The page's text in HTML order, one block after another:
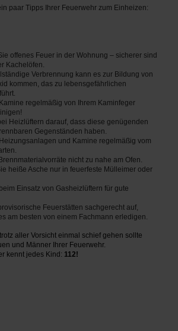
paar Tipps Ihrer Feuerwehr zum Einheizen:
offenes Feuer in der Wohnung – sicherer sind
Kachelöfen.
Verbrennung kann es zur Bildung von
kommen, das zu lebensgefährlichen
regelmäßig von Ihrem Kaminfeger
Heizlüftern darauf, dass diese genügenden
Gegenständen haben.
und Kamine regelmäßig vom
nicht zu nahe am Ofen.
heiße Asche nur in feuerfeste Mülleimer oder
Einsatz von Gasheizlüftern für gute
Feuerstätten sachgerecht auf,
am besten von einem Fachmann erledigen.
aller Vorsicht einmal schief gehen sollte
und Männer Ihrer Feuerwehr.
kennt jedes Kind: 112!